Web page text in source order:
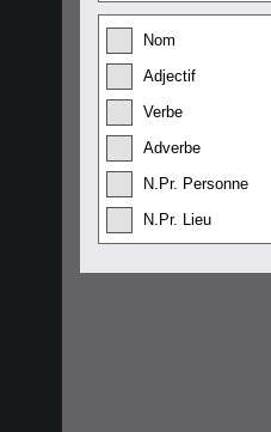
Nom
Adjectif
Verbe
Adverbe
N.Pr. Personne
N.Pr. Lieu